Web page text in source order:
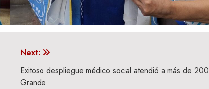
Next:
Exitoso despliegue médico social atendió a más de
Grande